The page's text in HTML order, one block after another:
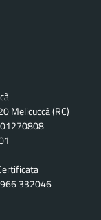
Melicuccà (RC)
332046